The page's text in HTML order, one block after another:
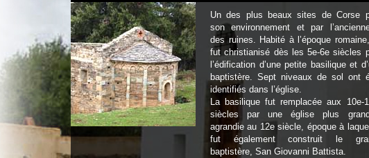
Un des plus beaux sites de Corse
son environnement et par
des ruines. Habité à l’époque
fut christianisé dès les 5e-6e siècles
l’édification d’une petite basilique et
baptistère. Sept niveaux de sol ont
identifiés dans l’église.
La basilique fut remplacée aux 10e-
siècles par une église plus
agrandie au 12e siècle, époque à
fut également construit le
baptistère, San Giovanni Battista.